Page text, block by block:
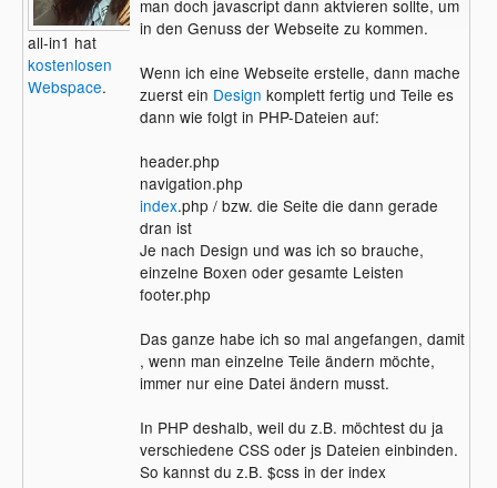
all-in1 hat
kostenlosen
Webspace.
man doch javascript dann aktvieren sollte, um
in den Genuss der Webseite zu kommen.
Wenn ich eine Webseite erstelle, dann mache
zuerst ein Design komplett fertig und Teile es
dann wie folgt in PHP-Dateien auf:
header.php
navigation.php
index.php / bzw. die Seite die dann gerade
dran ist
Je nach Design und was ich so brauche,
einzelne Boxen oder gesamte Leisten
footer.php
Das ganze habe ich so mal angefangen, damit
, wenn man einzelne Teile ändern möchte,
immer nur eine Datei ändern musst.
In PHP deshalb, weil du z.B. möchtest du ja
verschiedene CSS oder js Dateien einbinden.
So kannst du z.B. $css in der index